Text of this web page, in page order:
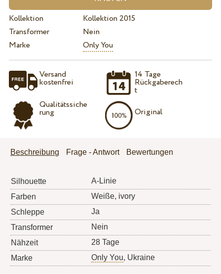
Kollektion
Kollektion 2015
Transformer
Nein
Marke
Only You
Versand
kostenfrei
Qualitätssiche
rung
14 Tage
Rückgaberech
t
Original
Beschreibung Frage - Antwort Bewertungen
Silhouette
A-Linie
Farben
Weiße, ivory
Schleppe
Ja
Transformer
Nein
Nähzeit
28 Tage
Marke
Only You, Ukraine